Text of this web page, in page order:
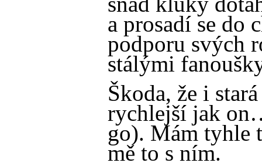
a prosadí se do
podporu svých
stálými
Škoda, že i
rychlejší jak
go). Mám tyhle
mě to s ním.